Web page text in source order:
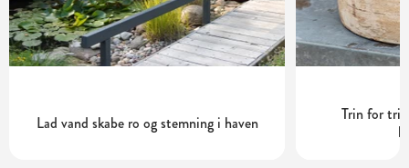
Lad vand skabe ro og stemning i haven
Trin for